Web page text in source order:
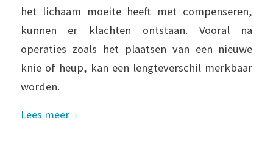
het lichaam moeite heeft met compenseren,
kunnen er klachten ontstaan. Vooral na
operaties zoals het plaatsen van een nieuwe
knie of heup, kan een lengteverschil merkbaar
worden.
Lees meer